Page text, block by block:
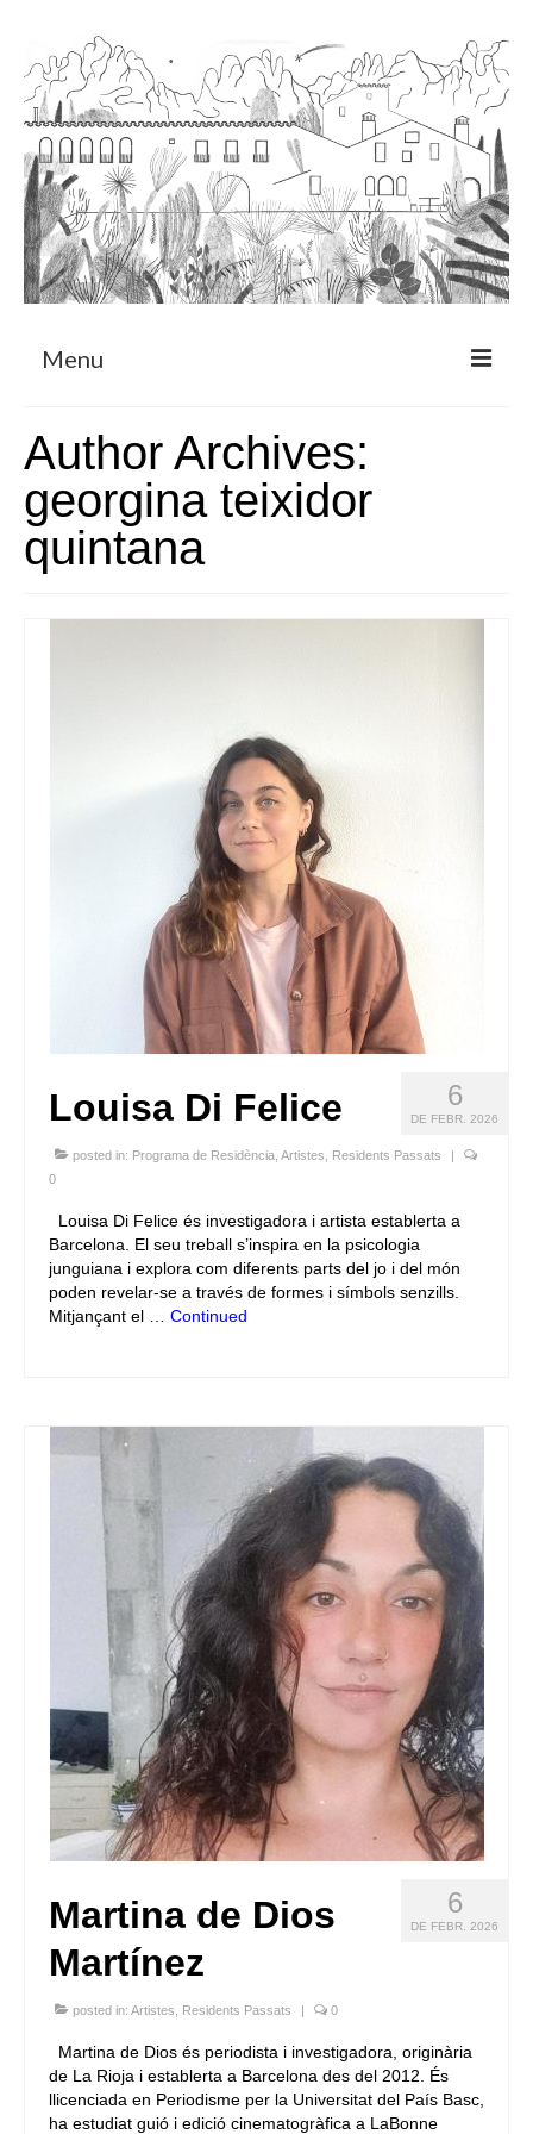
Menu
Programa de Residència
CRUCERO
Queda’t amb nosaltres
Arxiu
Author Archives:
georgina teixidor
quintana
6
DE FEBR. 2026
Louisa Di Felice
posted in: Programa de Residència Artistes Residents Passats
|
0
Louisa Di Felice és investigadora i artista establerta a
Barcelona. El seu treball s’inspira en la psicologia
junguiana i explora com diferents parts del jo i del món
poden revelar-se a través de formes i símbols senzills.
Mitjançant el … Continued
6
DE FEBR. 2026
Martina de Dios
Martínez
posted in: Artistes Residents Passats | 0
Martina de Dios és periodista i investigadora, originària
de La Rioja i establerta a Barcelona des del 2012. És
llicenciada en Periodisme per la Universitat del País Basc,
ha estudiat guió i edició cinematogràfica a LaBonne